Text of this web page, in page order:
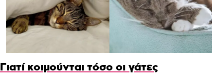
Γιατί κοιμούνται τόσο οι γάτες